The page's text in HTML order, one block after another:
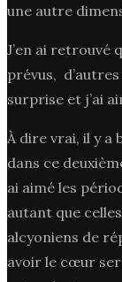
une autre
J’en ai retrouvé
prévus,
surprise et j’ai
À dire vrai, il y a
dans ce
ai aimé les
autant que
alcyoniens de
avoir le cœur